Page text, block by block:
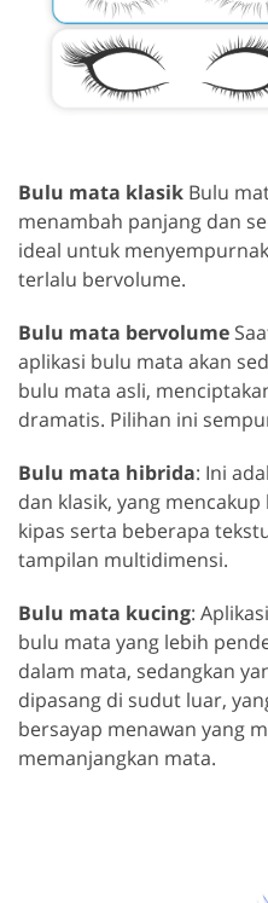
Bulu mata klasik Bulu
menambah panjang dan
ideal untuk
terlalu bervolume.
Bulu mata bervolume
aplikasi bulu mata akan
bulu mata asli,
dramatis. Pilihan ini
Bulu mata hibrida: Ini
dan klasik, yang
kipas serta beberapa
tampilan multidimensi.
Bulu mata kucing:
bulu mata yang lebih
dalam mata, sedangkan
dipasang di sudut luar,
bersayap menawan yang
memanjangkan mata.